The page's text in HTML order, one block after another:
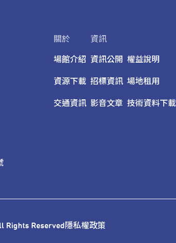
關於
場館介紹
資源下載
交通資訊
資訊
資訊公開
招標資訊
影音文章
權益說明
場地租用
技術資料下載
Rights Reserved隱私權政策